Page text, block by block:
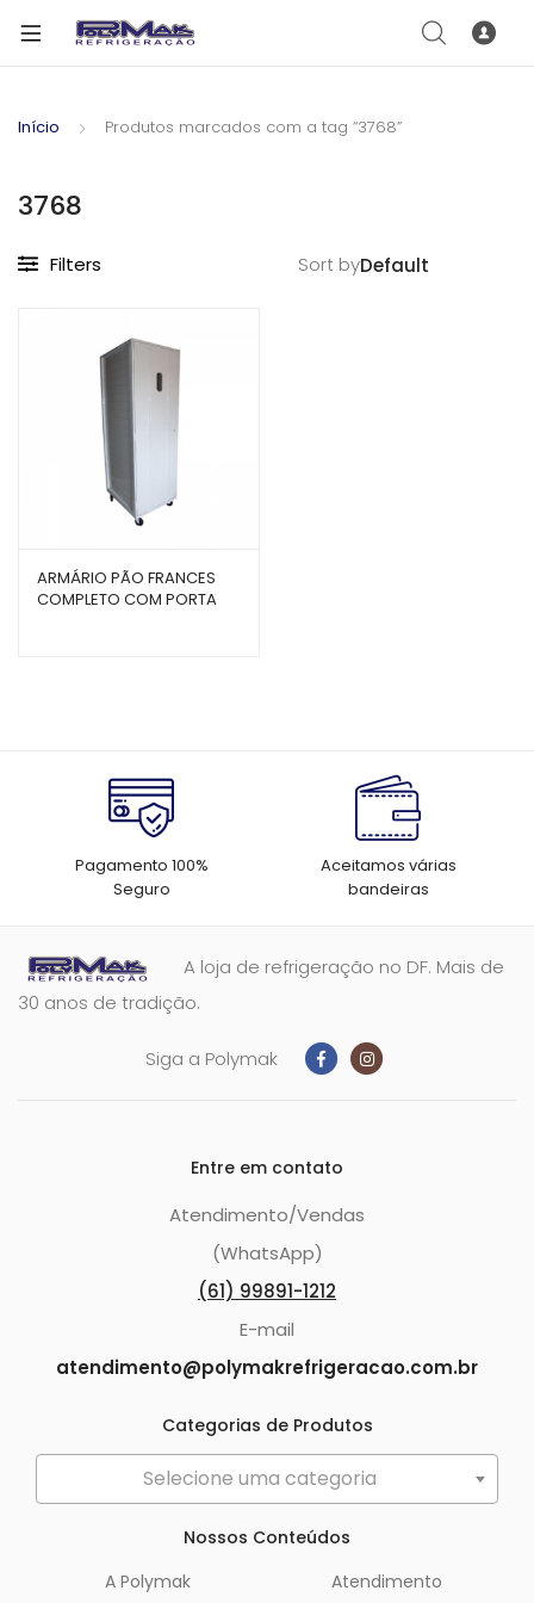
Início Produtos marcados com a tag “3768”
3768
Filters Sort by
ARMÁRIO PÃO FRANCES
COMPLETO COM PORTA
Pagamento 100%
Seguro
Aceitamos várias
bandeiras
A loja de refrigeração no DF. Mais de
30 anos de tradição.
Siga a Polymak
Entre em contato
Atendimento/Vendas
(WhatsApp)
(61) 99891-1212
E-mail
atendimento@polymakrefrigeracao.com.br
Categorias de Produtos
Selecione uma categoria
Nossos Conteúdos
A Polymak
Atendimento